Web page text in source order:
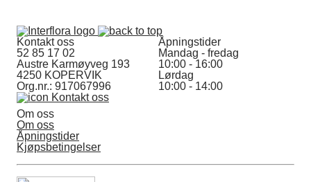
Kontakt oss
52 85 17 02
Austre Karmøyveg 193
4250 KOPERVIK
Org.nr.: 917067996
Kontakt oss
Åpningstider
Mandag - fredag
10:00 - 16:00
Lørdag
10:00 - 14:00
Om oss
Om oss
Åpningstider
Kjøpsbetingelser